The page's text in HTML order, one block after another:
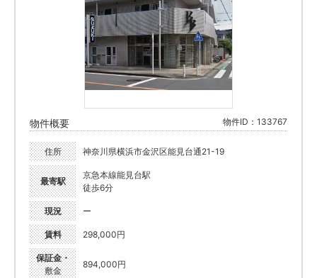
物件概要 物件ID：133767
住所 神奈川県横浜市金沢区能見台通21-19
最寄駅
京急本線能見台駅
徒歩6分
現況 ー
賃料 298,000円
保証金・
敷金
894,000円